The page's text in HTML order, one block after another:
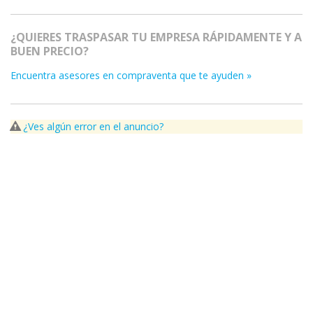
¿QUIERES TRASPASAR TU EMPRESA RÁPIDAMENTE Y A
BUEN PRECIO?
Encuentra asesores en compraventa que te ayuden »
¿Ves algún error en el anuncio?